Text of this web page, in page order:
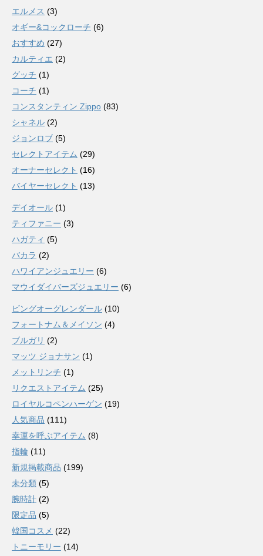
エルメス (3)
オギー&コックローチ (6)
おすすめ (27)
カルティエ (2)
グッチ (1)
コーチ (1)
コンスタンティン Zippo (83)
シャネル (2)
ジョンロブ (5)
セレクトアイテム (29)
オーナーセレクト (16)
バイヤーセレクト (13)
デイオール (1)
ティファニー (3)
ハガティ (5)
バカラ (2)
ハワイアンジュエリー (6)
マウイダイバーズジュエリー (6)
ビングオーグレンダール (10)
フォートナム＆メイソン (4)
ブルガリ (2)
マッツ ジョナサン (1)
メットリンチ (1)
リクエストアイテム (25)
ロイヤルコペンハーゲン (19)
人気商品 (111)
幸運を呼ぶアイテム (8)
指輪 (11)
新規掲載商品 (199)
未分類 (5)
腕時計 (2)
限定品 (5)
韓国コスメ (22)
トニーモリー (14)